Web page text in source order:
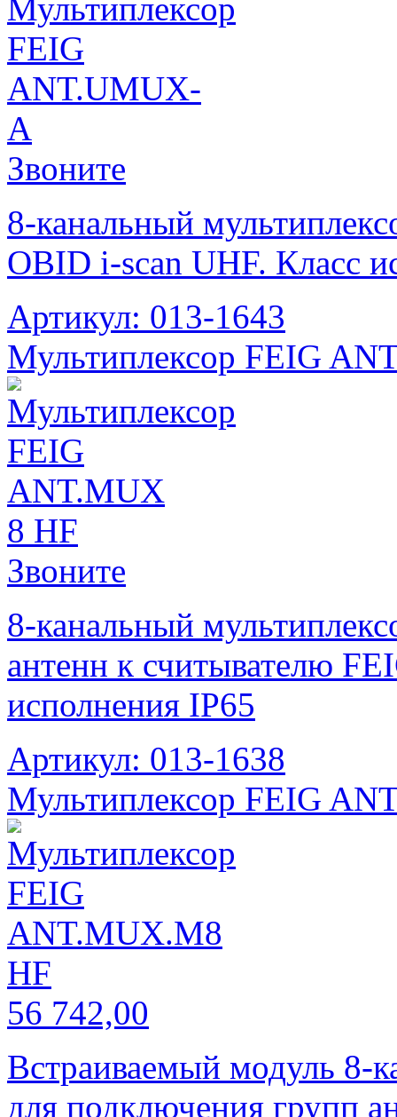
Звоните
8-канальный
OBID i-scan UHF. Класс
Артикул: 013-1643
Мультиплексор FEIG
Звоните
8-канальный
антенн к считывателю
исполнения IP65
Артикул: 013-1638
Мультиплексор FEIG
56 742,00
Встраиваемый модуль 8-
для подключения групп